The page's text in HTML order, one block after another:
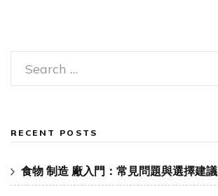
Search
for:
RECENT POSTS
食物 制造 廠入門：常見問題與選擇建議